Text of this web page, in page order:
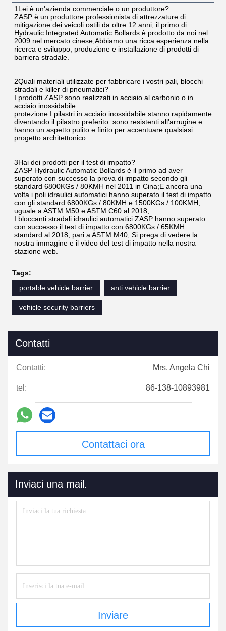
1Lei è un'azienda commerciale o un produttore?
ZASP è un produttore professionista di attrezzature di
mitigazione dei veicoli ostili da oltre 12 anni, il primo di
Hydraulic Integrated Automatic Bollards è prodotto da noi nel
2009 nel mercato cinese,Abbiamo una ricca esperienza nella
ricerca e sviluppo, produzione e installazione di prodotti di
barriera stradale.
2Quali materiali utilizzate per fabbricare i vostri pali, blocchi
stradali e killer di pneumatici?
I prodotti ZASP sono realizzati in acciaio al carbonio o in
acciaio inossidabile.
protezione.I pilastri in acciaio inossidabile stanno rapidamente
diventando il pilastro preferito: sono resistenti all'arrugine e
hanno un aspetto pulito e finito per accentuare qualsiasi
progetto architettonico.
3Hai dei prodotti per il test di impatto?
ZASP Hydraulic Automatic Bollards è il primo ad aver
superato con successo la prova di impatto secondo gli
standard 6800KGs / 80KMH nel 2011 in Cina;E ancora una
volta i poli idraulici automatici hanno superato il test di impatto
con gli standard 6800KGs / 80KMH e 1500KGs / 100KMH,
uguale a ASTM M50 e ASTM C60 al 2018;
I bloccanti stradali idraulici automatici ZASP hanno superato
con successo il test di impatto con 6800KGs / 65KMH
standard al 2018, pari a ASTM M40; Si prega di vedere la
nostra immagine e il video del test di impatto nella nostra
stazione web.
Tags:
portable vehicle barrier
anti vehicle barrier
vehicle security barriers
Contatti
Contatti: Mrs. Angela Chi
tel: 86-138-10893981
Contattaci ora
Inviaci una mail.
Inviare